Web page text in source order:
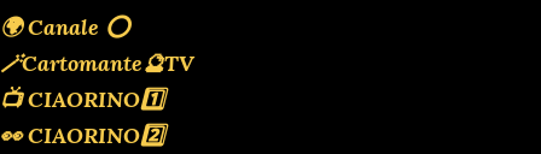
🌍 Canale ⭕️
🪄Cartomante🔮TV
📺 CIAORINO1️⃣
👀 CIAORINO2️⃣